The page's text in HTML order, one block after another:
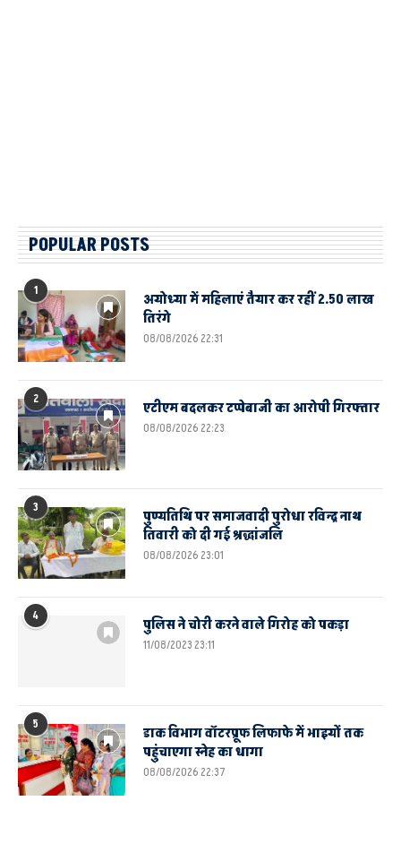
POPULAR POSTS
1
अयोध्या में महिलाएं तैयार कर रहीं 2.50 लाख
तिरंगे
08/08/2026 22:31
2 एटीएम बदलकर टप्पेबाजी का आरोपी गिरफ्तार
08/08/2026 22:23
3
पुण्यतिथि पर समाजवादी पुरोधा रविन्द्र नाथ
तिवारी को दी गई श्रद्धांजलि
08/08/2026 23:01
4 पुलिस ने चोरी करने वाले गिरोह को पकड़ा
11/08/2023 23:11
5
डाक विभाग वॉटरप्रूफ लिफाफे में भाइयों तक
पहुंचाएगा स्नेह का धागा
08/08/2026 22:37